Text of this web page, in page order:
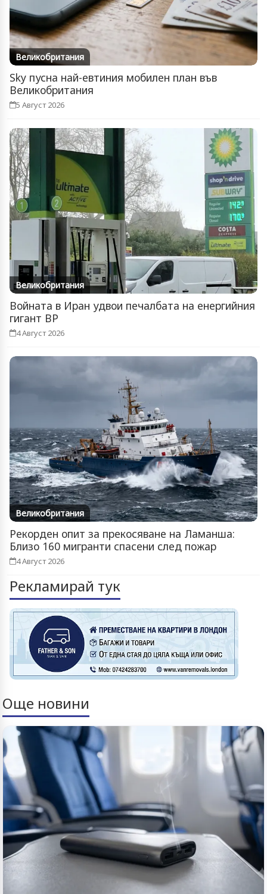
Великобритания
Sky пусна най-евтиния мобилен план във
Великобритания
5 Август 2026
Великобритания
Войната в Иран удвои печалбата на енергийния
гигант BP
4 Август 2026
Великобритания
Рекорден опит за прекосяване на Ламанша:
Близо 160 мигранти спасени след пожар
4 Август 2026
Рекламирай тук
Още новини